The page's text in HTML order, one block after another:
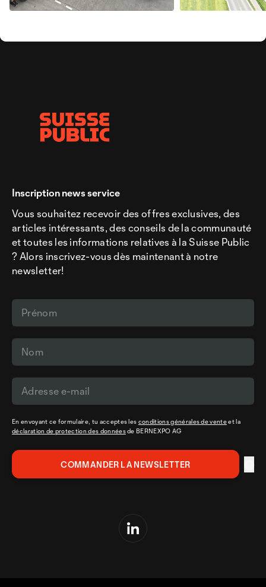
Inscription news service
Vous souhaitez recevoir des offres exclusives, des
articles intéressants, des conseils de la communauté
et toutes les informations relatives à la Suisse Public
? Alors inscrivez-vous dès maintenant à notre
newsletter!
En envoyant ce formulaire, tu acceptes les conditions générales de venteet la
déclaration de protection des donnéesde BERNEXPO AG